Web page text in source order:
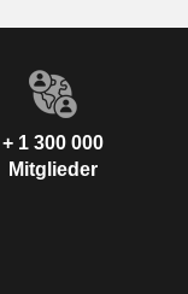
+ 1 300 000
Mitglieder